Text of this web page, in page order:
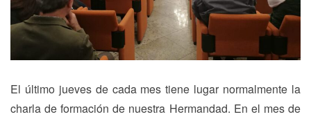
El último jueves de cada mes tiene lugar normalmente la
charla de formación de nuestra Hermandad. En el mes de